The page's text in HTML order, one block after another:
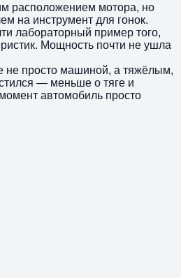
расположением мотора, но
на инструмент для гонок.
лабораторный пример того,
Мощность почти не ушла
не просто машиной, а тяжёлым,
— меньше о тяге и
автомобиль просто